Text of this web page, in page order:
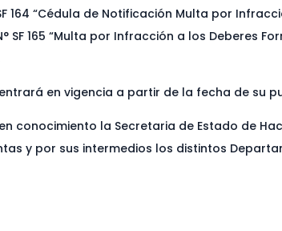
164 “Cédula de Notificación Multa por
SF 165 “Multa por Infracción a los Deberes
en vigencia a partir de la fecha de su
conocimiento la Secretaria de Estado de
y por sus intermedios los distintos